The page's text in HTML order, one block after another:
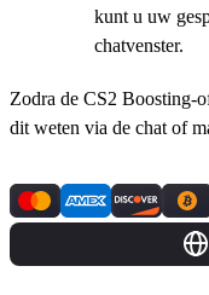
kunt u uw
chatvenster.
Zodra de CS2 Boosting-
dit weten via de chat of